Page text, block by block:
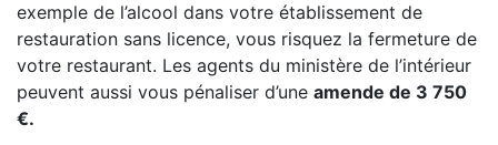
exemple de l’alcool dans votre établissement de
restauration sans licence, vous risquez la fermeture de
votre restaurant. Les agents du ministère de l’intérieur
peuvent aussi vous pénaliser d’une amende de 3 750
€.